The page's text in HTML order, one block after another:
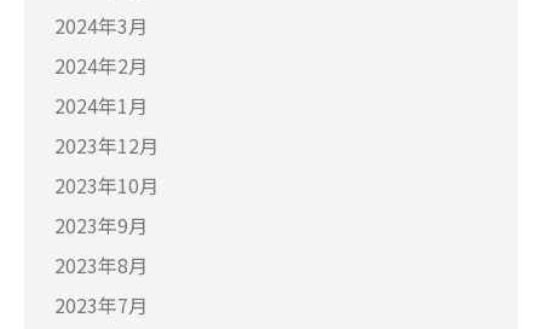
2024年3月
2024年2月
2024年1月
2023年12月
2023年10月
2023年9月
2023年8月
2023年7月